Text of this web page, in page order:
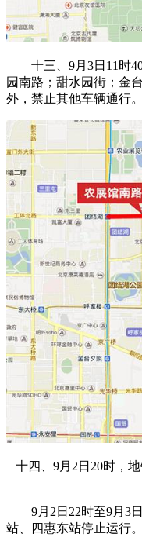
十三、9月3日11时40
园南路；甜水园街；金
外，禁止其他车辆通行。
十四、9月2日20时，
9月2日22时至9月3日
站、四惠东站停止运行。